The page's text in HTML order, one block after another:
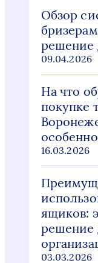
Обзор
решение
09.04.2026
На что
покупке
16.03.2026
ящиков:
решение
03.03.2026